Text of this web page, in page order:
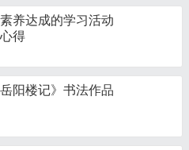
素养达成的学习活动
得
阳楼记》书法作品